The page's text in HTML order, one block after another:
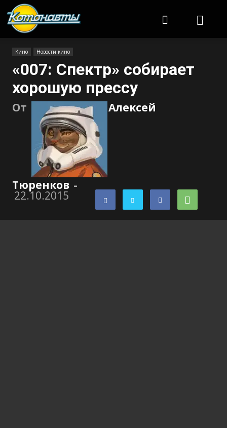
Кино Новости кино
«007: Спектр» собирает
хорошую прессу
От Алексей
Тюренков -
22.10.2015